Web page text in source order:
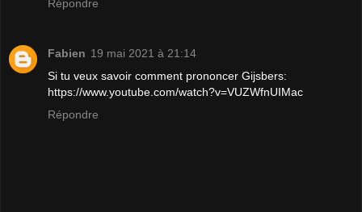
Répondre
Fabien 19 mai 2021 à 21:14
Si tu veux savoir comment prononcer Gijsbers:
https://www.youtube.com/watch?v=VUZWfnUIMac
Répondre